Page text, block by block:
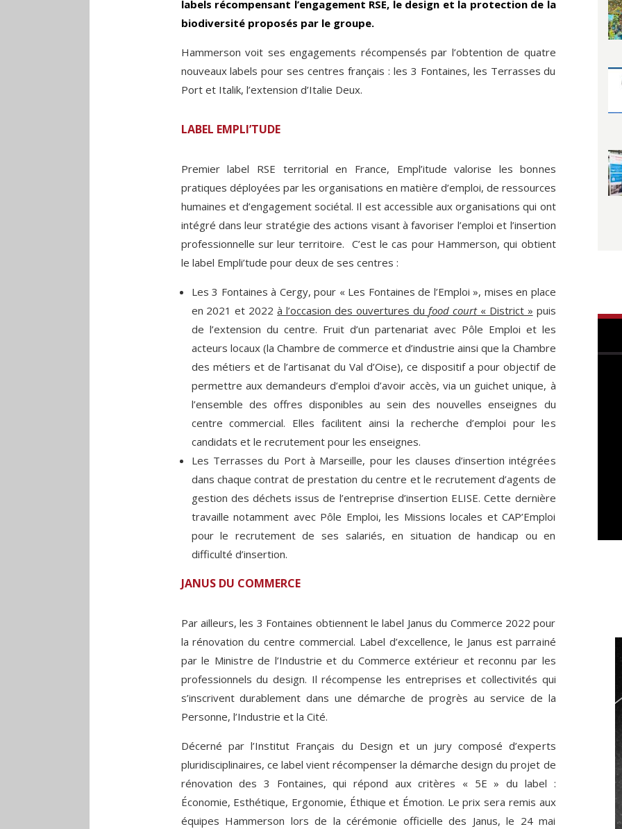
labels récompensant l’engagement RSE, le design et la protection de la
biodiversité proposés par le groupe.
Hammerson voit ses engagements récompensés par l’obtention de quatre
nouveaux labels pour ses centres français : les 3 Fontaines, les Terrasses du
Port et Italik, l’extension d’Italie Deux.
LABEL EMPLI’TUDE
Premier label RSE territorial en France, Empl’itude valorise les bonnes
pratiques déployées par les organisations en matière d’emploi, de ressources
humaines et d’engagement sociétal. Il est accessible aux organisations qui ont
intégré dans leur stratégie des actions visant à favoriser l’emploi et l’insertion
professionnelle sur leur territoire. C’est le cas pour Hammerson, qui obtient
le label Empli’tude pour deux de ses centres :
Les 3 Fontaines à Cergy, pour « Les Fontaines de l’Emploi », mises en place
en 2021 et 2022à l’occasion des ouvertures du food court« District » puis
de l’extension du centre. Fruit d’un partenariat avec Pôle Emploi et les
acteurs locaux (la Chambre de commerce et d’industrie ainsi que la Chambre
des métiers et de l’artisanat du Val d’Oise), ce dispositif a pour objectif de
permettre aux demandeurs d’emploi d’avoir accès, via un guichet unique, à
l’ensemble des offres disponibles au sein des nouvelles enseignes du
centre commercial. Elles facilitent ainsi la recherche d’emploi pour les
candidats et le recrutement pour les enseignes.
Les Terrasses du Port à Marseille, pour les clauses d’insertion intégrées
dans chaque contrat de prestation du centre et le recrutement d’agents de
gestion des déchets issus de l’entreprise d’insertion ELISE. Cette dernière
travaille notamment avec Pôle Emploi, les Missions locales et CAP’Emploi
pour le recrutement de ses salariés, en situation de handicap ou en
difficulté d’insertion.
JANUS DU COMMERCE
Par ailleurs, les 3 Fontaines obtiennent le label Janus du Commerce 2022 pour
la rénovation du centre commercial. Label d’excellence, le Janus est parrainé
par le Ministre de l’Industrie et du Commerce extérieur et reconnu par les
professionnels du design. Il récompense les entreprises et collectivités qui
s’inscrivent durablement dans une démarche de progrès au service de la
Personne, l’Industrie et la Cité.
Décerné par l’Institut Français du Design et un jury composé d’experts
pluridisciplinaires, ce label vient récompenser la démarche design du projet de
rénovation des 3 Fontaines, qui répond aux critères « 5E » du label :
Économie, Esthétique, Ergonomie, Éthique et Émotion. Le prix sera remis aux
équipes Hammerson lors de la cérémonie officielle des Janus, le 24 mai